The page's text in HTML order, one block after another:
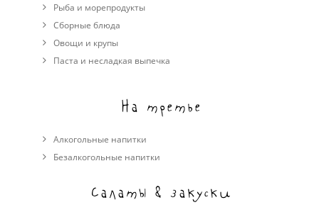
Рыба и морепродукты
Сборные блюда
Овощи и крупы
Паста и несладкая выпечка
На третье
Алкогольные напитки
Безалкогольные напитки
Салаты & закуски